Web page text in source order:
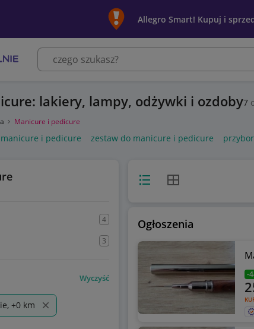
Allegro Smart! Kupuj i
lakiery, lampy, odżywki i ozdoby7
Manicure i pedicure
i pedicure zestaw do manicure i pedicure
4
3
Wyczyść
+0 km
Widok listyWidok siatki
Ogłoszenia
-